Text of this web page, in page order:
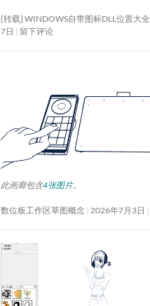
[转载] WINDOWS自带图标DLL位置大全
7日
留下评论
此画廊包含4张图片。
数位板工作区草图概念 2026年7月3日